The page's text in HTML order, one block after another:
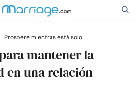
Prospere mientras está solo
mantener la
en una relación